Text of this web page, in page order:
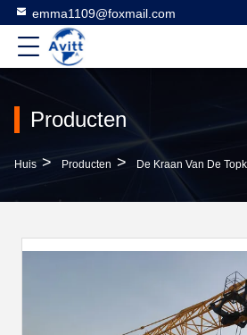
emma1109@foxmail.com
Producten
Huis > Producten > De Kraan Van De